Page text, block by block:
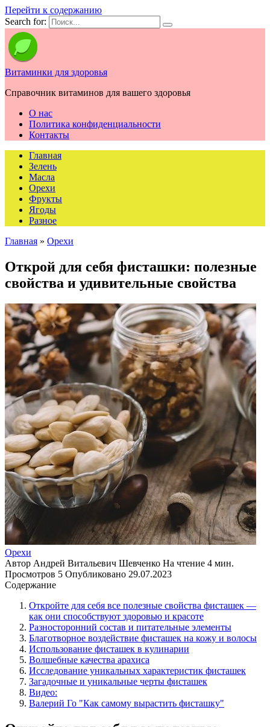
Перейти к содержанию
Search for:
Витаминки для здоровья
Справочник витаминов для вашего здоровья
О нас
Политика конфиденциальности
Контакты
Главная
Зелень
Масла
Орехи
Фрукты
Ягоды
Разное
Главная » Орехи
Открой для себя фисташки: полезные
свойства и удивительные свойства
Орехи
Автор Андрей Витальевич Шевченко На чтение 4 мин.
Просмотров 5 Опубликовано 29.07.2023
Содержание
Откройте для себя все полезные свойства фисташек —
как они способствуют здоровью и красоте
Разносторонний состав и питательные элементы
Благотворное воздействие фисташек на кожу и волосы
Использование фисташек в кулинарии
Волшебные качества арахиса
Исследование уникальных характеристик фисташек
Загадочные и уникальные черты фисташек
Видео:
Валерий Го "Как самому вырастить фисташку"